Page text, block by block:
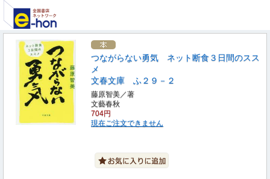
つながらない勇気 ネット断食３日間のスス
メ
文春文庫 ふ２９－２
藤原智美／著
文藝春秋
704円
現在ご注文できません